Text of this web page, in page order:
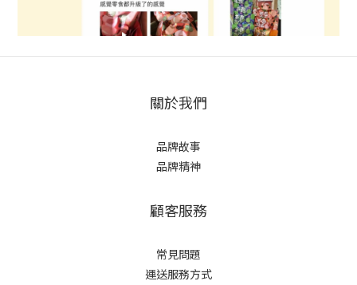
關於我們
品牌故事
品牌精神
顧客服務
常見問題
運送服務方式